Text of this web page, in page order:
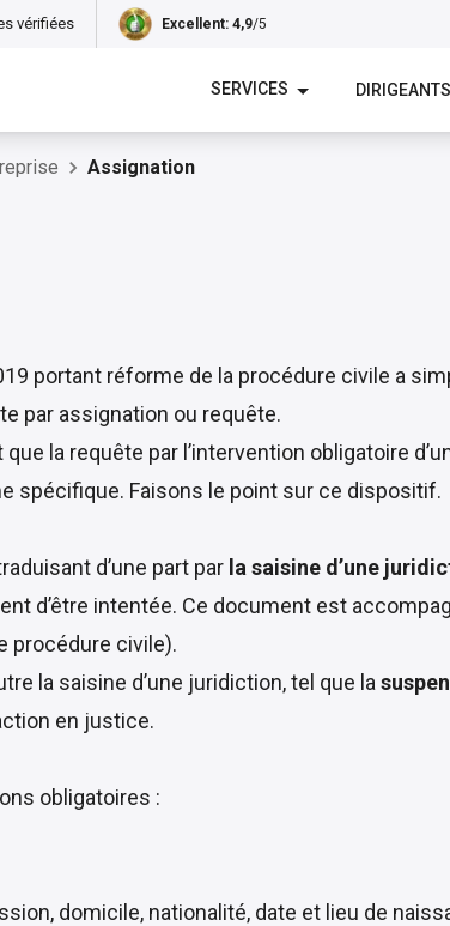
vérifiées Excellent: 4,9/5
SERVICES DIRIGEANTS
Assignation
portant réforme de la procédure civile a
par assignation ou requête.
la requête par l’intervention obligatoire
spécifique. Faisons le point sur ce dispositif.
d’une part par la saisine d’une
d’être intentée. Ce document est
procédure civile).
la saisine d’une juridiction, tel que la
en justice.
obligatoires :
domicile, nationalité, date et lieu de